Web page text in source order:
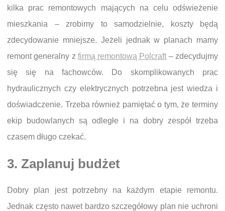
kilka prac remontowych mających na celu odświeżenie
mieszkania – zrobimy to samodzielnie, koszty będą
zdecydowanie mniejsze. Jeżeli jednak w planach mamy
remont generalny z firmą remontową Polcraft – zdecydujmy
się się na fachowców. Do skomplikowanych prac
hydraulicznych czy elektrycznych potrzebna jest wiedza i
doświadczenie. Trzeba również pamiętać o tym, że terminy
ekip budowlanych są odległe i na dobry zespół trzeba
czasem długo czekać.
3. Zaplanuj budżet
Dobry plan jest potrzebny na każdym etapie remontu.
Jednak często nawet bardzo szczegółowy plan nie uchroni